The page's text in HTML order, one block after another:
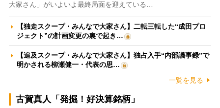
大家さん」がいよいよ最終局面を迎えている…
【独走スクープ・みんなで大家さん】二転三転した“成田プロ
ジェクト”の計画変更の裏で起き…
【追及スクープ・みんなで大家さん】独占入手“内部議事録”で
明かされる柳瀬健一・代表の思…
一覧を見る
古賀真人「発掘！好決算銘柄」